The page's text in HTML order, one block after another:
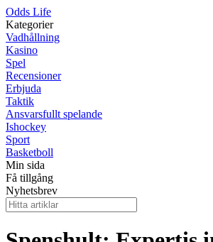
Odds Life
Kategorier
Vadhållning
Kasino
Spel
Recensioner
Erbjuda
Taktik
Ansvarsfullt spelande
Ishockey
Sport
Basketboll
Min sida
Få tillgång
Nyhetsbrev